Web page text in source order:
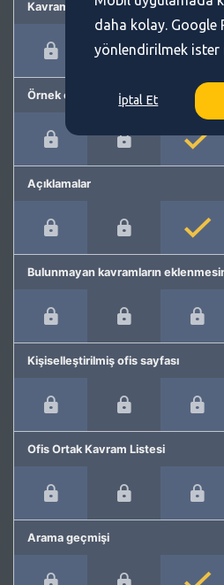
Kavram önerme
Örnek cümleler
Açıklamalar
Bulunmayan kavramların
Kişiselleştirilmiş ofis sayfası
Ofis Ortak Kavram Listesi
Arama geçmişi
daha kolay. Google
yönlendirilmek ister
İptal Et